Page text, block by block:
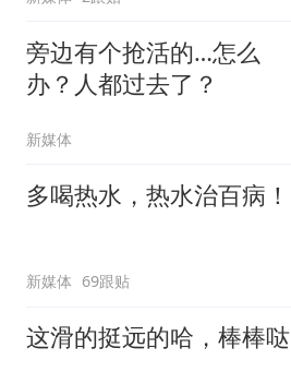
旁边有个抢活的…怎么
办？人都过去了？
新媒体
多喝热水，热水治百病！
新媒体 69跟贴
这滑的挺远的哈，棒棒哒